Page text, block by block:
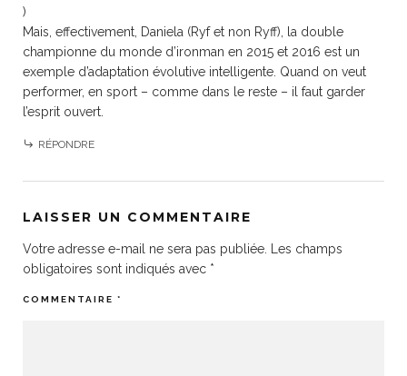
)
Mais, effectivement, Daniela (Ryf et non Ryff), la double
championne du monde d’ironman en 2015 et 2016 est un
exemple d’adaptation évolutive intelligente. Quand on veut
performer, en sport – comme dans le reste – il faut garder
l’esprit ouvert.
RÉPONDRE
LAISSER UN COMMENTAIRE
Votre adresse e-mail ne sera pas publiée.
Les champs
obligatoires sont indiqués avec *
COMMENTAIRE *